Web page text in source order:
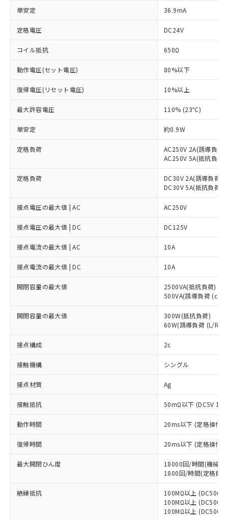
単安定 36.9mA
定格電圧 DC24V
コイル抵抗 650Ω
動作電圧(セット電圧) 80%以下
復帰電圧(リセット電圧) 10%以上
最大許容電圧 110% (23℃)
単安定 約0.9W
定格負荷
AC250V 2A(誘導負荷
AC250V 5A(抵抗負荷)
定格負荷
DC30V 2A(誘導負荷
DC30V 5A(抵抗負荷)
接点電圧の最大値 | AC AC250V
接点電圧の最大値 | DC DC125V
接点電流の最大値 | AC 10A
接点電流の最大値 | DC 10A
開閉容量の最大値
2500VA(抵抗負荷)
500VA(誘導負荷
開閉容量の最大値
300W(抵抗負荷)
60W(誘導負荷 (L/
接点構成 2c
接触機構 シングル
接点材質 Ag
接触抵抗 50mΩ以下 (DC5V 1A
動作時間 20ms以下 (定格操作
復帰時間 20ms以下 (定格操作
最大開閉ひん度
18000回/時間(機械的)
1800回/時間(定格負
絶縁抵抗
100MΩ以上 (DC500V
100MΩ以上 (DC500V
100MΩ以上 (DC500V
ご利用条件
以下の条件をお読みいただき、同意のうえ
ご利用ください。
本サービスは、当社制御機器事業取扱
商品の当社在庫状況および標準価格
(税抜)を提供させていただくもので
当社制御機器事業取扱商品の中には、
本サービスの対象外となる商品もある
在庫状況および標準価格照会結果は、
記載している更新日時点での社内デー
対応済み：EU RoHS指令（10物質）の
非含有に対応した製品が提供可能な商品で
す。
対応予定：EU RoHS指令（10物質）の非含
有に対応した製品に切り替える予定のある
対応予定なし：EU RoHS指令（10物質）の
非含有に非対応の商品で、対応品を出す予
定はありません。
調査・確認中：EU RoHS指令（10物質）の
非含有の対応状況を調査中または確認中の
非該当品：ライセンス料など無形物で、有
害物質有無と関係のない商品です。
仕入先様の事情により、非含有部品として
いたものが、含有品と判明した場合などや
むを得ず変更することがあります。
※1 中国RoHS○×表
「○」：最大均質材料含有率が中国RoHSの
「×」：最大均質材料含有率が中国RoHSの
「－」：未確認です。当社販売部門へお問
当社は、これら貴社製品のうち、外国
為替および外国貿易法に定める商品
（以下｢規制貨物等」という）を輸出
または国外への提供する場合は、日本